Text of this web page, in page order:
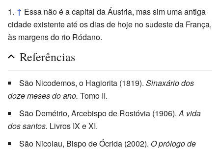
↑ Essa não é a capital da Áustria, mas sim uma antiga
cidade existente até os dias de hoje no sudeste da França,
às margens do rio Ródano.
Referências
São Nicodemos, o Hagiorita (1819). Sinaxário dos
doze meses do ano. Tomo II.
São Demétrio, Arcebispo de Rostóvia (1906).A vida
dos santos. Livros IX e XI.
São Nicolau, Bispo de Ócrida (2002). O prólogo de